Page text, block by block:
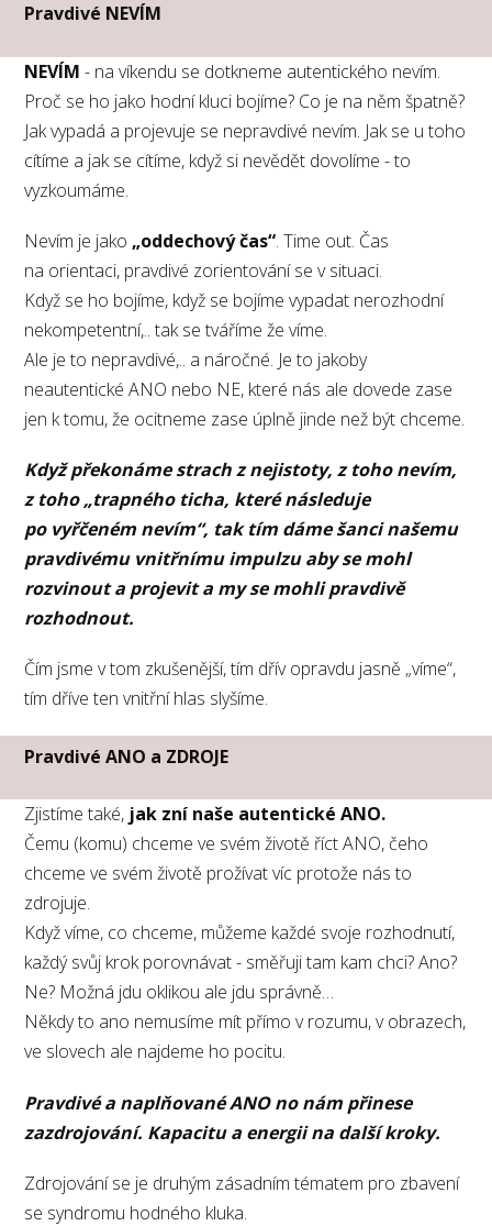
Pravdivé NEVÍM
NEVÍM - na víkendu se dotkneme autentického nevím.
Proč se ho jako hodní kluci bojíme? Co je na něm špatně?
Jak vypadá a projevuje se nepravdivé nevím. Jak se u toho
cítíme a jak se cítíme, když si nevědět dovolíme - to
vyzkoumáme.
Nevím je jako „oddechový čas“. Time out. Čas
na orientaci, pravdivé zorientování se v situaci.
Když se ho bojíme, když se bojíme vypadat nerozhodní
nekompetentní,.. tak se tváříme že víme.
Ale je to nepravdivé,.. a náročné. Je to jakoby
neautentické ANO nebo NE, které nás ale dovede zase
jen k tomu, že ocitneme zase úplně jinde než být chceme.
Když překonáme strach z nejistoty, z toho nevím,
z toho „trapného ticha, které následuje
po vyřčeném nevím“, tak tím dáme šanci našemu
pravdivému vnitřnímu impulzu aby se mohl
rozvinout a projevit a my se mohli pravdivě
rozhodnout.
Čím jsme v tom zkušenější, tím dřív opravdu jasně „víme“,
tím dříve ten vnitřní hlas slyšíme.
Pravdivé ANO a ZDROJE
Zjistíme také, jak zní naše autentické ANO.
Čemu (komu) chceme ve svém životě říct ANO, čeho
chceme ve svém životě prožívat víc protože nás to
zdrojuje.
Když víme, co chceme, můžeme každé svoje rozhodnutí,
každý svůj krok porovnávat - směřuji tam kam chci? Ano?
Ne? Možná jdu oklikou ale jdu správně…
Někdy to ano nemusíme mít přímo v rozumu, v obrazech,
ve slovech ale najdeme ho pocitu.
Pravdivé a naplňované ANO no nám přinese
zazdrojování. Kapacitu a energii na další kroky.
Zdrojování se je druhým zásadním tématem pro zbavení
se syndromu hodného kluka.